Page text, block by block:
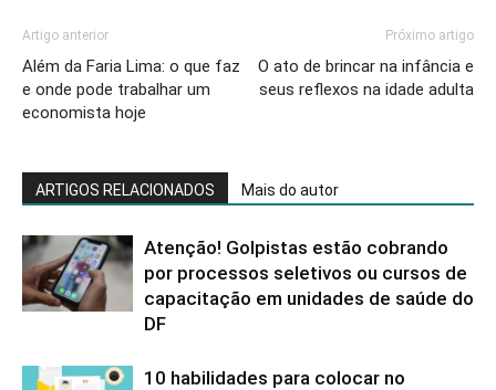
Artigo anterior
Além da Faria Lima: o que faz
e onde pode trabalhar um
economista hoje
Próximo artigo
O ato de brincar na infância e
seus reflexos na idade adulta
ARTIGOS RELACIONADOS Mais do autor
Atenção! Golpistas estão cobrando
por processos seletivos ou cursos de
capacitação em unidades de saúde do
DF
10 habilidades para colocar no